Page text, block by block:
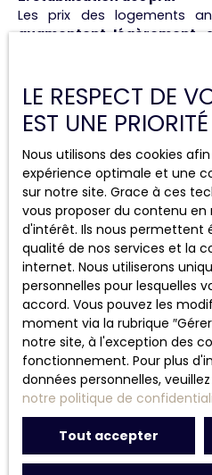
Les prix des logements
augmentent légèrement,
de baisse. Cette stabilité
aux acheteurs tout en
vendeurs.(source :Immo
3. L’impact des taux
Les
taux de crédit immobilier
à 3,5 %, permettent de
dynamique favorise le
acquéreurs et
immobiliers.
Immo
4. Perspectives régionales
Si certaines régions
des prix, d’autres comme
desdisparités régionales
d’une analyse locale pour les
(source : Immo Inboxing
Conclusion :
LE RESPECT DE
EST UNE
Nous utilisons des cookies
expérience optimale et une
sur notre site. Grace à ces
vous proposer du contenu
d'intérêt. Ils nous permettent
qualité de nos services et la
internet. Nous utiliserons
personnelles pour lesquelles
accord. Vous pouvez les
moment via la rubrique
notre site, à l'exception des
fonctionnement. Pour plus
données personnelles,
notre politique de
Tout accepter